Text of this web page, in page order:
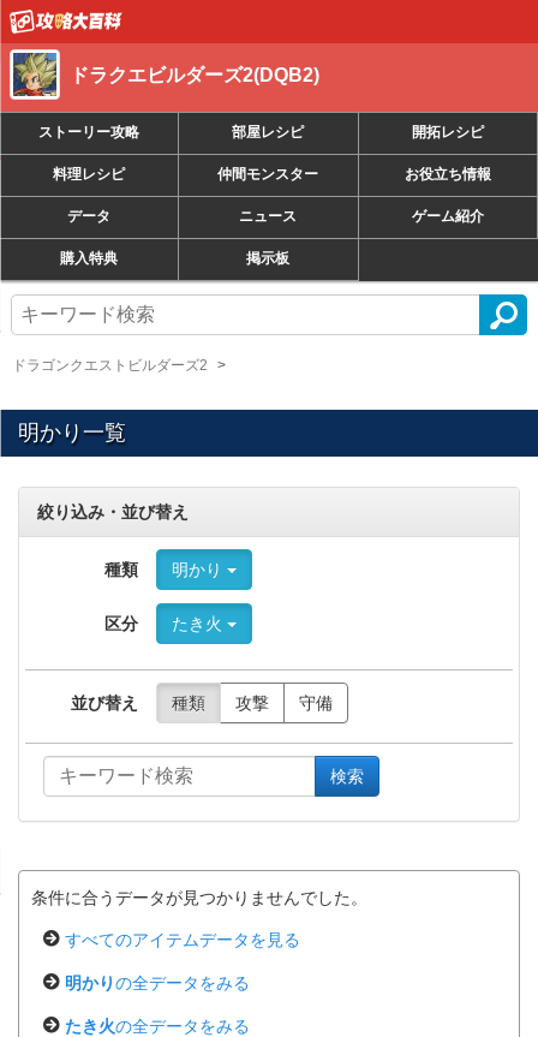
ドラクエビルダーズ2(DQB2)
ストーリー攻略 部屋レシピ 開拓レシピ
料理レシピ 仲間モンスター お役立ち情報
データ ニュース ゲーム紹介
購入特典 掲示板
ドラゴンクエストビルダーズ2
明かり一覧
絞り込み・並び替え
種類 明かり
区分 たき火
並び替え 種類 攻撃 守備
検索
条件に合うデータが見つかりませんでした。
すべてのアイテムデータを見る
明かりの全データをみる
たき火の全データをみる